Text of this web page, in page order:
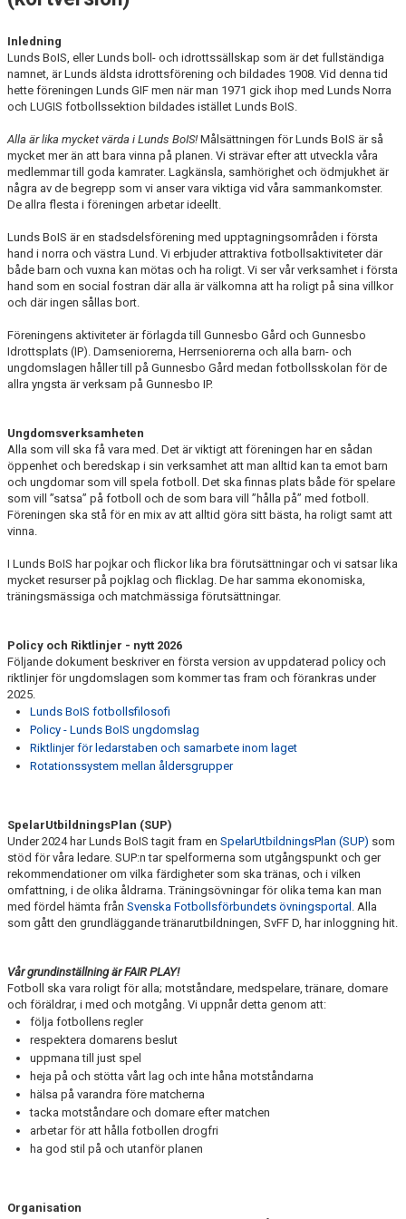
BLANKETTER OCH MANUALER
KALENDER
Inledning
Lunds BoIS, eller Lunds boll- och idrottssällskap som är det fullständiga
namnet, är Lunds äldsta idrottsförening och bildades 1908. Vid denna tid
hette föreningen Lunds GIF men när man 1971 gick ihop med Lunds Norra
och LUGIS fotbollssektion bildades istället Lunds BoIS.
Alla är lika mycket värda i Lunds BoIS! Målsättningen för Lunds BoIS är så
mycket mer än att bara vinna på planen. Vi strävar efter att utveckla våra
medlemmar till goda kamrater. Lagkänsla, samhörighet och ödmjukhet är
några av de begrepp som vi anser vara viktiga vid våra sammankomster.
De allra flesta i föreningen arbetar ideellt.
Lunds BoIS är en stadsdelsförening med upptagningsområden i första
hand i norra och västra Lund. Vi erbjuder attraktiva fotbollsaktiviteter där
både barn och vuxna kan mötas och ha roligt. Vi ser vår verksamhet i första
hand som en social fostran där alla är välkomna att ha roligt på sina villkor
och där ingen sållas bort.
Föreningens aktiviteter är förlagda till Gunnesbo Gård och Gunnesbo
Idrottsplats (IP). Damseniorerna, Herrseniorerna och alla barn- och
ungdomslagen håller till på Gunnesbo Gård medan fotbollsskolan för de
allra yngsta är verksam på Gunnesbo IP.
Ungdomsverksamheten
Alla som vill ska få vara med. Det är viktigt att föreningen har en sådan
öppenhet och beredskap i sin verksamhet att man alltid kan ta emot barn
och ungdomar som vill spela fotboll. Det ska finnas plats både för spelare
som vill ”satsa” på fotboll och de som bara vill ”hålla på” med fotboll.
Föreningen ska stå för en mix av att alltid göra sitt bästa, ha roligt samt att
vinna.
I Lunds BoIS har pojkar och flickor lika bra förutsättningar och vi satsar lika
mycket resurser på pojklag och flicklag. De har samma ekonomiska,
träningsmässiga och matchmässiga förutsättningar.
Policy och Riktlinjer - nytt 2026
Följande dokument beskriver en första version av uppdaterad policy och
riktlinjer för ungdomslagen som kommer tas fram och förankras under
2025.
Lunds BoIS fotbollsfilosofi
Policy - Lunds BoIS ungdomslag
Riktlinjer för ledarstaben och samarbete inom laget
Rotationssystem mellan åldersgrupper
SpelarUtbildningsPlan (SUP)
Under 2024 har Lunds BoIS tagit fram en SpelarUtbildningsPlan (SUP) som
stöd för våra ledare. SUP:n tar spelformerna som utgångspunkt och ger
rekommendationer om vilka färdigheter som ska tränas, och i vilken
omfattning, i de olika åldrarna. Träningsövningar för olika tema kan man
med fördel hämta från Svenska Fotbollsförbundets övningsportal . Alla
som gått den grundläggande tränarutbildningen, SvFF D, har inloggning hit.
Vår grundinställning är FAIR PLAY!
Fotboll ska vara roligt för alla; motståndare, medspelare, tränare, domare
och föräldrar, i med och motgång. Vi uppnår detta genom att:
följa fotbollens regler
respektera domarens beslut
uppmana till just spel
heja på och stötta vårt lag och inte håna motståndarna
hälsa på varandra före matcherna
tacka motståndare och domare efter matchen
arbetar för att hålla fotbollen drogfri
ha god stil på och utanför planen
Organisation